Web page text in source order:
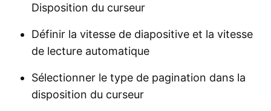
Disposition du curseur
Définir la vitesse de diapositive et la vitesse
de lecture automatique
Sélectionner le type de pagination dans la
disposition du curseur